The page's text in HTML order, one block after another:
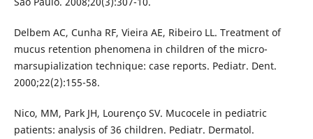
Delbem AC, Cunha RF, Vieira AE, Ribeiro LL. Treatment of
mucus retention phenomena in children of the micro-
marsupialization technique: case reports. Pediatr. Dent.
2000;22(2):155-58.
Nico, MM, Park JH, Lourenço SV. Mucocele in pediatric
patients: analysis of 36 children. Pediatr. Dermatol.